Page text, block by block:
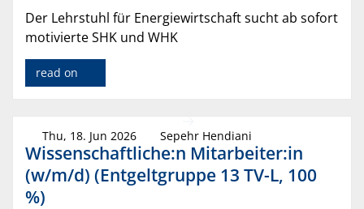
Der Lehrstuhl für Energiewirtschaft sucht ab sofort
motivierte SHK und WHK
read on
Thu, 18. Jun 2026 Sepehr Hendiani
Wissenschaftliche:n Mitarbeiter:in
(w/m/d) (Entgeltgruppe 13 TV-L, 100
%)